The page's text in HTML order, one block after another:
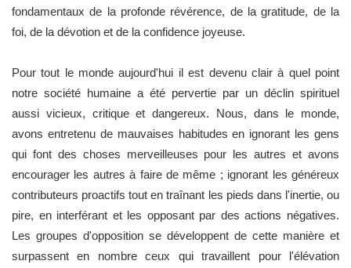
fondamentaux de la profonde révérence, de la gratitude, de la
foi, de la dévotion et de la confidence joyeuse.
Pour tout le monde aujourd'hui il est devenu clair à quel point
notre société humaine a été pervertie par un déclin spirituel
aussi vicieux, critique et dangereux. Nous, dans le monde,
avons entretenu de mauvaises habitudes en ignorant les gens
qui font des choses merveilleuses pour les autres et avons
encourager les autres à faire de même ; ignorant les généreux
contributeurs proactifs tout en traînant les pieds dans l'inertie, ou
pire, en interférant et les opposant par des actions négatives.
Les groupes d'opposition se développent de cette manière et
surpassent en nombre ceux qui travaillent pour l'élévation